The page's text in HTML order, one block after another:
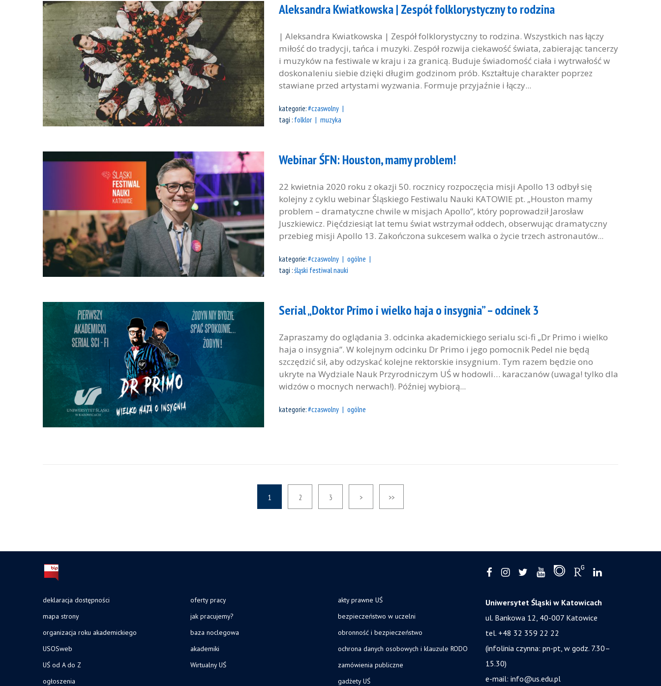
Aleksandra Kwiatkowska | Zespół folklorystyczny to rodzina
| Aleksandra Kwiatkowska | Zespół folklorystyczny to rodzina. Wszystkich nas łączy
miłość do tradycji, tańca i muzyki. Zespół rozwija ciekawość świata, zabierając tancerzy
i muzyków na festiwale w kraju i za granicą. Buduje świadomość ciała i wytrwałość w
doskonaleniu siebie dzięki długim godzinom prób. Kształtuje charakter poprzez
stawiane przed artystami wyzwania. Formuje przyjaźnie i łączy...
kategorie:#czaswolny
tagi : folklor muzyka
Webinar ŚFN: Houston, mamy problem!
22 kwietnia 2020 roku z okazji 50. rocznicy rozpoczęcia misji Apollo 13 odbył się
kolejny z cyklu webinar Śląskiego Festiwalu Nauki KATOWIE pt. „Houston mamy
problem – dramatyczne chwile w misjach Apollo”, który poprowadził Jarosław
Juszkiewicz. Pięćdziesiąt lat temu świat wstrzymał oddech, obserwując dramatyczny
przebieg misji Apollo 13. Zakończona sukcesem walka o życie trzech astronautów...
kategorie:#czaswolny
ogólne
tagi :śląski festiwal nauki
Serial „Doktor Primo i wielko haja o insygnia” – odcinek 3
Zapraszamy do oglądania 3. odcinka akademickiego serialu sci-fi „Dr Primo i wielko
haja o insygnia”. W kolejnym odcinku Dr Primo i jego pomocnik Pedel nie będą
szczędzić sił, aby odzyskać kolejne rektorskie insygnium. Tym razem będzie ono
ukryte na Wydziale Nauk Przyrodniczym UŚ w hodowli… karaczanów (uwaga! tylko dla
widzów o mocnych nerwach!). Później wybiorą...
kategorie:#czaswolny ogólne
1 2 3 > >>
deklaracja dostępności
mapa strony
organizacja roku akademickiego
USOSweb
UŚ od A do Z
ogłoszenia
oferty pracy
jak pracujemy?
baza noclegowa
akademiki
Wirtualny UŚ
akty prawne UŚ
bezpieczeństwo w uczelni
obronność i bezpieczeństwo
ochrona danych osobowych i klauzule RODO
zamówienia publiczne
gadżety UŚ
Uniwersytet Śląski w Katowicach
ul. Bankowa 12, 40-007 Katowice
tel. +48 32 359 22 22
(infolinia czynna: pn-pt, w godz. 7.30–
15.30)
e-mail: info@us.edu.pl